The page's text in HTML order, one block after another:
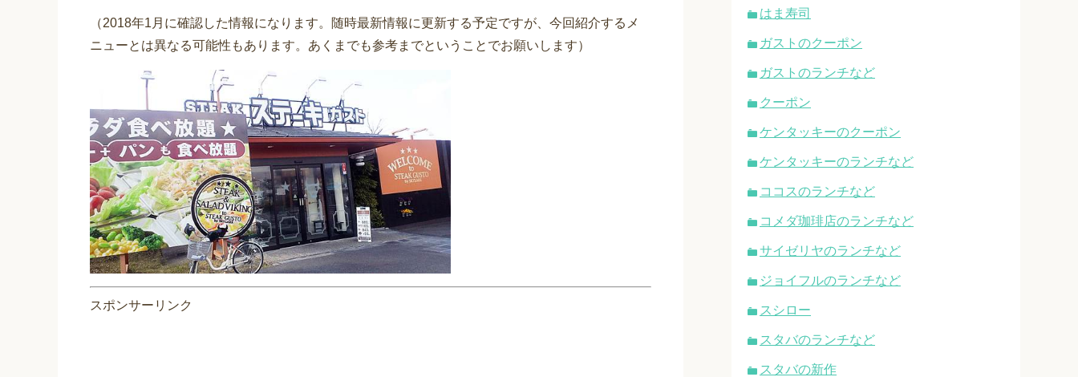
（2018年1月に確認した情報になります。随時最新情報に更新する予定ですが、今回紹介するメ
ニューとは異なる可能性もあります。あくまでも参考までということでお願いします）
スポンサーリンク
はま寿司
ガストのクーポン
ガストのランチなど
クーポン
ケンタッキーのクーポン
ケンタッキーのランチなど
ココスのランチなど
コメダ珈琲店のランチなど
サイゼリヤのランチなど
ジョイフルのランチなど
スシロー
スタバのランチなど
スタバの新作